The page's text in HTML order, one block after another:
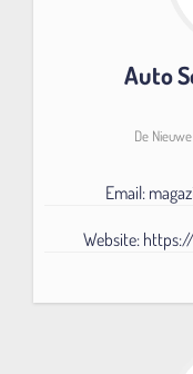
Auto
De
Email:
Website: